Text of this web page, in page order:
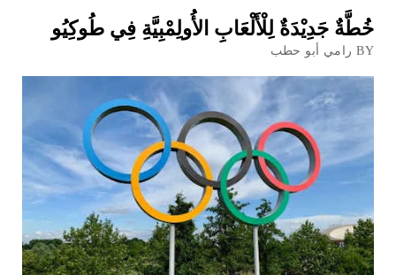
خُطَّةٌ جَدِيْدَةٌ لِلْأَلْعَابِ الأُولِمْبِيَّةِ فِي طُوكِيُو
BY رامي أبو حطب